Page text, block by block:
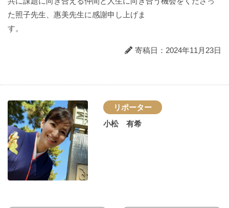
た照子先生、惠美先生に感謝申し上げま
す。
寄稿日：2024年11月23日
リポーター
小松 有希